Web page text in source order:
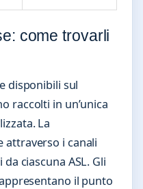
come trovarli
disponibili sul
raccolti in un’unica
La
attraverso i canali
ciascuna ASL. Gli
il punto